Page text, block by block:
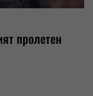
пролетен